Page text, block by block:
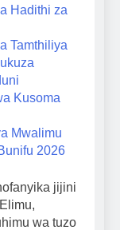
Hadithi za
Tamthiliya
Kusoma
Mwalimu
2026
jijini
wa tuzo